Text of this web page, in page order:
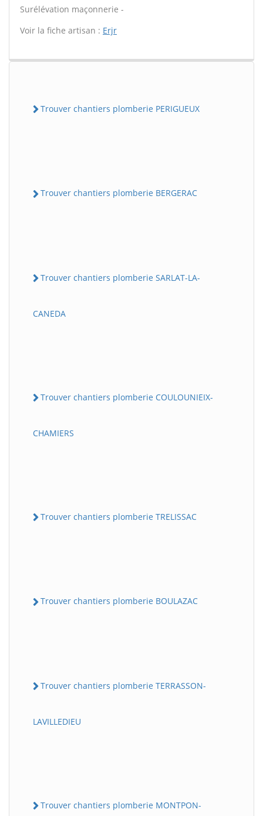
Surélévation maçonnerie -
Voir la fiche artisan : Erjr
Trouver chantiers plomberie PERIGUEUX
Trouver chantiers plomberie BERGERAC
Trouver chantiers plomberie SARLAT-LA-
CANEDA
Trouver chantiers plomberie COULOUNIEIX-
CHAMIERS
Trouver chantiers plomberie TRELISSAC
Trouver chantiers plomberie BOULAZAC
Trouver chantiers plomberie TERRASSON-
LAVILLEDIEU
Trouver chantiers plomberie MONTPON-